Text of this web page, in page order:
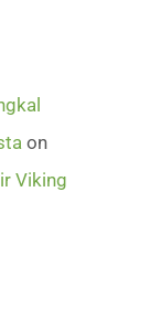
on
Viking